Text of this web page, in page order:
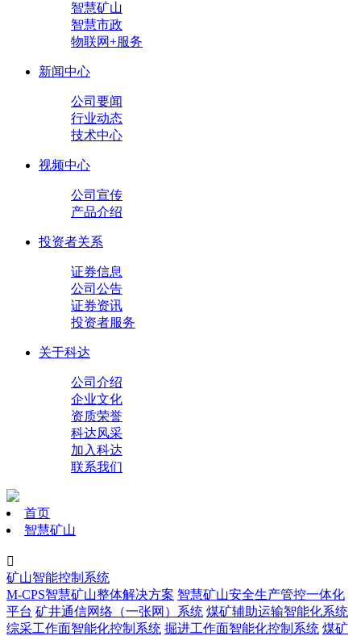
智慧矿山
智慧市政
物联网+服务
新闻中心
公司要闻
行业动态
技术中心
视频中心
公司宣传
产品介绍
投资者关系
证券信息
公司公告
证券资讯
投资者服务
关于科达
公司介绍
企业文化
资质荣誉
科达风采
加入科达
联系我们
首页
智慧矿山

矿山智能控制系统
M-CPS智慧矿山整体解决方案 智慧矿山安全生产管控一体化
平台 矿井通信网络（一张网）系统 煤矿辅助运输智能化系统
综采工作面智能化控制系统 掘进工作面智能化控制系统 煤矿